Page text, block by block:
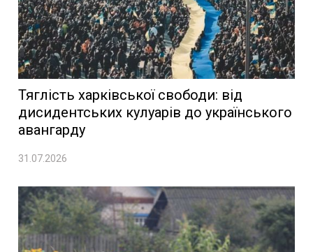
Тяглість харківської свободи: від
дисидентських кулуарів до українського
авангарду
31.07.2026